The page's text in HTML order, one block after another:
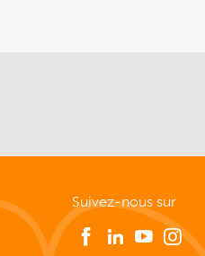
Suivez-nous sur